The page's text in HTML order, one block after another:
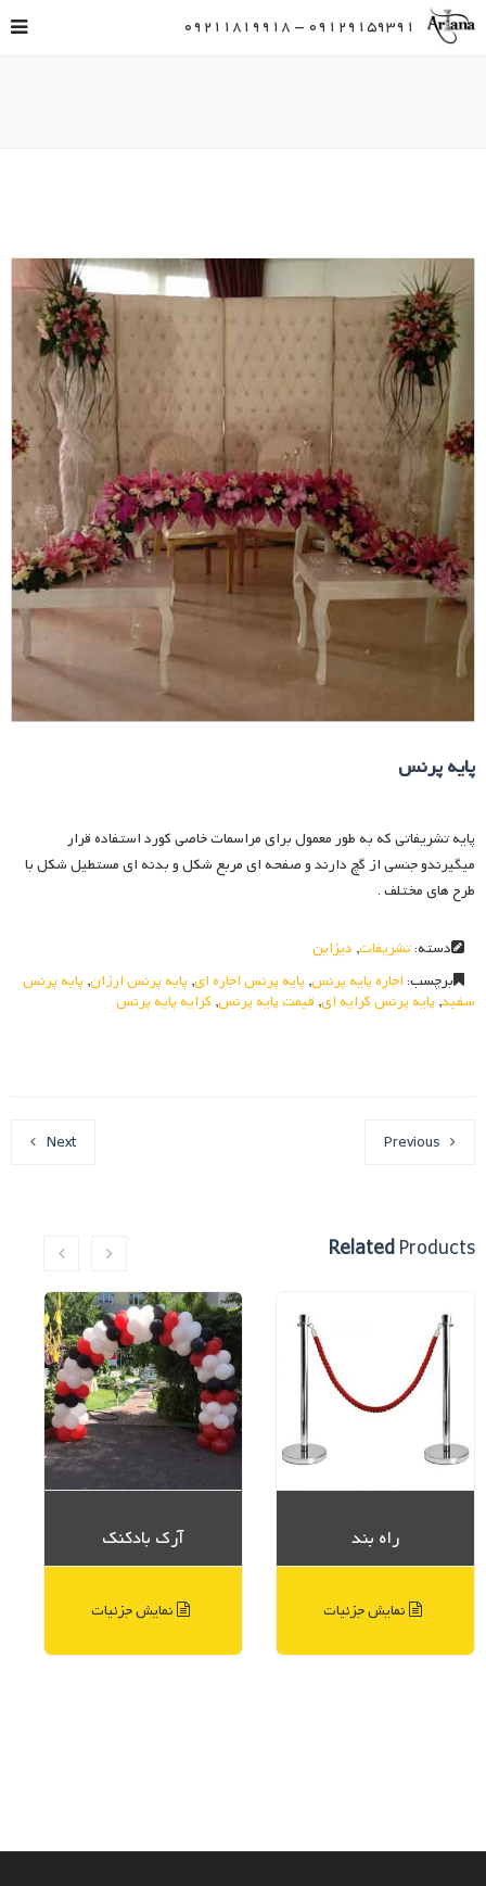
پایه پرنس
پایه تشریفاتی که به طور معمول برای مراسمات خاصی کورد استفاده قرار
میگیرندو جنسی از گچ دارند و صفحه ای مربع شکل و بدنه ای مستطیل شکل با
طرح های مختلف .
دسته:تشریفات, دیزاین
برچسب:اجاره پایه پرنس, پایه پرنس اجاره ای, پایه پرنس ارزان, پایه پرنس
سفید, پایه پرنس کرایه ای, قیمت پایه پرنس, کرایه پایه پرنس
Previous
Next
RelatedProducts
آرک بادکنک
نمایش جزئیات
راه بند
نمایش جزئیات
09129159391 – 09211819918